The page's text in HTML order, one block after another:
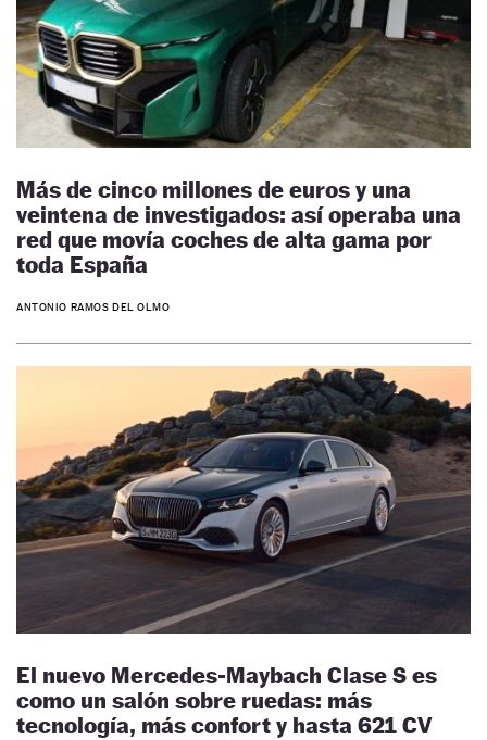
Más de cinco millones de euros y una
veintena de investigados: así operaba una
red que movía coches de alta gama por
toda España
ANTONIO RAMOS DEL OLMO
El nuevo Mercedes-Maybach Clase S es
como un salón sobre ruedas: más
tecnología, más confort y hasta 621 CV